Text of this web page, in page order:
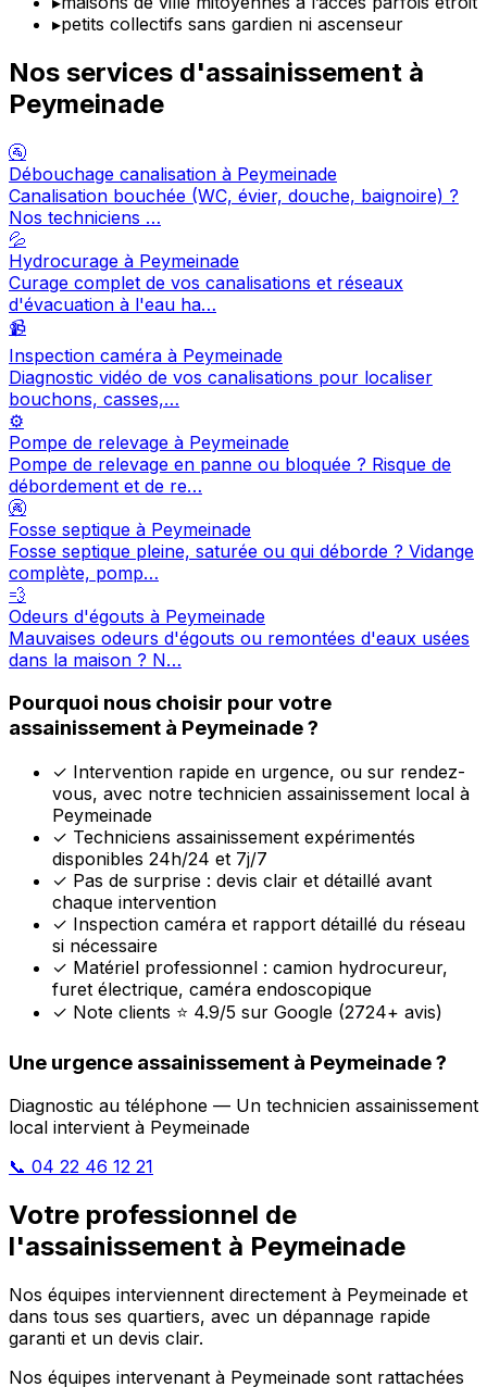
▸petits collectifs sans gardien ni ascenseur
Nos services d'assainissement à
Peymeinade
🚰
Débouchage canalisation à Peymeinade
Canalisation bouchée (WC, évier, douche, baignoire) ?
Nos techniciens …
💦
Hydrocurage à Peymeinade
Curage complet de vos canalisations et réseaux
d'évacuation à l'eau ha…
📹
Inspection caméra à Peymeinade
Diagnostic vidéo de vos canalisations pour localiser
bouchons, casses,…
⚙️
Pompe de relevage à Peymeinade
Pompe de relevage en panne ou bloquée ? Risque de
débordement et de re…
🚱
Fosse septique à Peymeinade
Fosse septique pleine, saturée ou qui déborde ? Vidange
complète, pomp…
💨
Odeurs d'égouts à Peymeinade
Mauvaises odeurs d'égouts ou remontées d'eaux usées
dans la maison ? N…
Pourquoi nous choisir pour votre
assainissement à Peymeinade ?
✓ Intervention rapide en urgence, ou sur rendez-
vous, avec notre technicien assainissement local à
Peymeinade
✓ Techniciens assainissement expérimentés
disponibles 24h/24 et 7j/7
✓ Pas de surprise : devis clair et détaillé avant
chaque intervention
✓ Inspection caméra et rapport détaillé du réseau
si nécessaire
✓ Matériel professionnel : camion hydrocureur,
furet électrique, caméra endoscopique
✓ Note clients ⭐ 4.9/5 sur Google (2724+ avis)
Une urgence assainissement à Peymeinade ?
Diagnostic au téléphone — Un technicien assainissement
local intervient à Peymeinade
📞 04 22 46 12 21
Votre professionnel de
l'assainissement à Peymeinade
Nos équipes interviennent directement à Peymeinade et
dans tous ses quartiers, avec un dépannage rapide
garanti et un devis clair.
Nos équipes intervenant à Peymeinade sont rattachées